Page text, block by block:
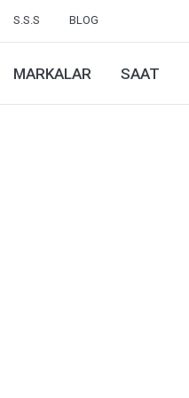
S.S.S BLOG
MARKALAR SAAT